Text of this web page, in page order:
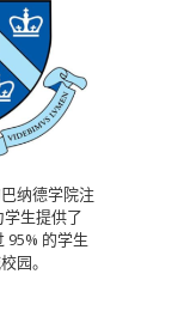
纳德学院注
生提供了
95% 的学生
园。